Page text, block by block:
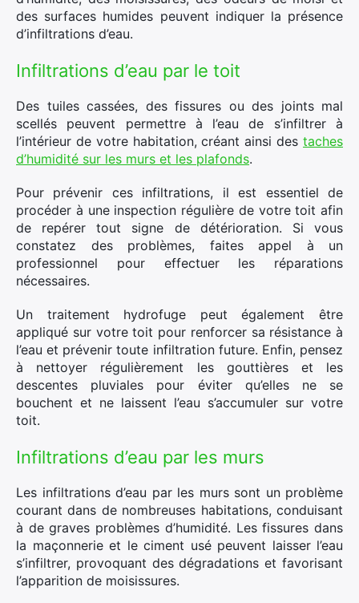
des surfaces humides peuvent indiquer la présence
d’infiltrations d’eau.
Infiltrations d’eau par le toit
Des tuiles cassées, des fissures ou des joints mal
scellés peuvent permettre à l’eau de s’infiltrer à
l’intérieur de votre habitation, créant ainsi des taches
d’humidité sur les murs et les plafonds.
Pour prévenir ces infiltrations, il est essentiel de
procéder à une inspection régulière de votre toit afin
de repérer tout signe de détérioration. Si vous
constatez des problèmes, faites appel à un
professionnel pour effectuer les réparations
nécessaires.
Un traitement hydrofuge peut également être
appliqué sur votre toit pour renforcer sa résistance à
l’eau et prévenir toute infiltration future. Enfin, pensez
à nettoyer régulièrement les gouttières et les
descentes pluviales pour éviter qu’elles ne se
bouchent et ne laissent l’eau s’accumuler sur votre
toit.
Infiltrations d’eau par les murs
Les infiltrations d’eau par les murs sont un problème
courant dans de nombreuses habitations, conduisant
à de graves problèmes d’humidité. Les fissures dans
la maçonnerie et le ciment usé peuvent laisser l’eau
s’infiltrer, provoquant des dégradations et favorisant
l’apparition de moisissures.